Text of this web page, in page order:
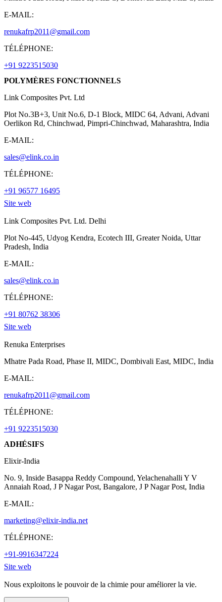
E-MAIL:
renukafrp2011@gmail.com
TÉLÉPHONE:
+91 9223515030
POLYMÈRES FONCTIONNELS
Link Composites Pvt. Ltd
Plot No.3B+3, Unit No.6, D-1 Block, MIDC 64, Advani, Advani
Oerlikon Rd, Chinchwad, Pimpri-Chinchwad, Maharashtra, India
E-MAIL:
sales@elink.co.in
TÉLÉPHONE:
+91 96577 16495
Site web
Link Composites Pvt. Ltd. Delhi
Plot No-445, Udyog Kendra, Ecotech III, Greater Noida, Uttar
Pradesh, India
E-MAIL:
sales@elink.co.in
TÉLÉPHONE:
+91 80762 38306
Site web
Renuka Enterprises
Mhatre Pada Road, Phase II, MIDC, Dombivali East, MIDC, India
E-MAIL:
renukafrp2011@gmail.com
TÉLÉPHONE:
+91 9223515030
ADHÉSIFS
Elixir-India
No. 9, Inside Basappa Reddy Compound, Yelachenahalli Y V
Annaiah Road, J P Nagar Post, Bangalore, J P Nagar Post, India
E-MAIL:
marketing@elixir-india.net
TÉLÉPHONE:
+91-9916347224
Site web
Nous exploitons le pouvoir de la chimie pour améliorer la vie.